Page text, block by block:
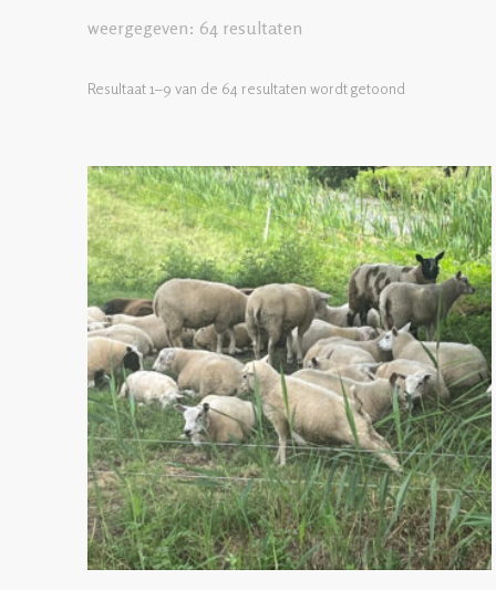
weergegeven: 64 resultaten
Resultaat 1–9 van de 64 resultaten wordt getoond